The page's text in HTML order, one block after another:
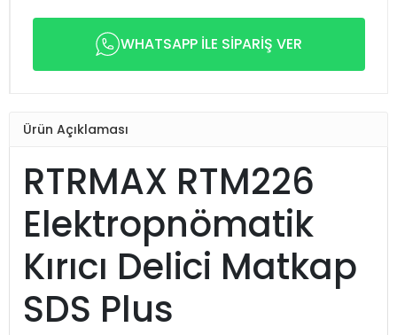
WHATSAPP İLE SİPARİŞ VER
Ürün Açıklaması
RTRMAX RTM226
Elektropnömatik
Kırıcı Delici Matkap
SDS Plus